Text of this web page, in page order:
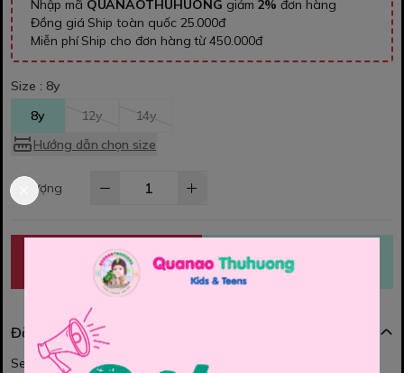
Nhập mã QUANAOTHUHUONG giảm 2% đơn hàng
Đồng giá Ship toàn quốc 25.000đ
Miễn phí Ship cho đơn hàng từ 450.000đ
Size : 8y
8y
12y
14y
Hướng dẫn chọn size
Số lượng
MUA NGAY THÊM VÀO GIỎ
Đặc điểm nổi bật
Set đồ bơi cực xinh, cực ngọt ngào cho các bé